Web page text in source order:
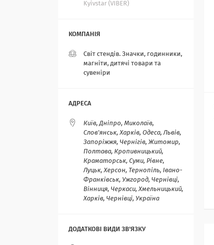
Kyivstar (VIBER)
Світ стендів. Значки, годинники,
магніти, дитячі товари та
сувеніри
Київ, Дніпро, Миколаїв,
Слов'янськ, Харків, Одеса, Львів,
Запоріжжя, Чернігів, Житомир,
Полтава, Кропивницький,
Краматорськ, Суми, Рівне,
Луцьк, Херсон, Тернопіль, Івано-
Франківськ, Ужгород, Чернівці,
Вінниця, Черкаси, Хмельницький,
Харків, Чернівці, Україна